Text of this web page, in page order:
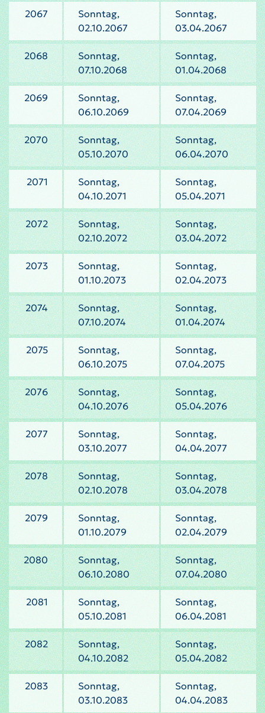
2067
Sonntag,
02.10.2067
Sonntag,
03.04.2067
2068
Sonntag,
07.10.2068
Sonntag,
01.04.2068
2069
Sonntag,
06.10.2069
Sonntag,
07.04.2069
2070
Sonntag,
05.10.2070
Sonntag,
06.04.2070
2071
Sonntag,
04.10.2071
Sonntag,
05.04.2071
2072
Sonntag,
02.10.2072
Sonntag,
03.04.2072
2073
Sonntag,
01.10.2073
Sonntag,
02.04.2073
2074
Sonntag,
07.10.2074
Sonntag,
01.04.2074
2075
Sonntag,
06.10.2075
Sonntag,
07.04.2075
2076
Sonntag,
04.10.2076
Sonntag,
05.04.2076
2077
Sonntag,
03.10.2077
Sonntag,
04.04.2077
2078
Sonntag,
02.10.2078
Sonntag,
03.04.2078
2079
Sonntag,
01.10.2079
Sonntag,
02.04.2079
2080
Sonntag,
06.10.2080
Sonntag,
07.04.2080
2081
Sonntag,
05.10.2081
Sonntag,
06.04.2081
2082
Sonntag,
04.10.2082
Sonntag,
05.04.2082
2083
Sonntag,
03.10.2083
Sonntag,
04.04.2083